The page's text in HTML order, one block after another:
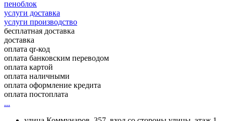
пеноблок
услуги доставка
услуги производство
бесплатная доставка
доставка
оплата qr-код
оплата банковским переводом
оплата картой
оплата наличными
оплата оформление кредита
оплата постоплата
...